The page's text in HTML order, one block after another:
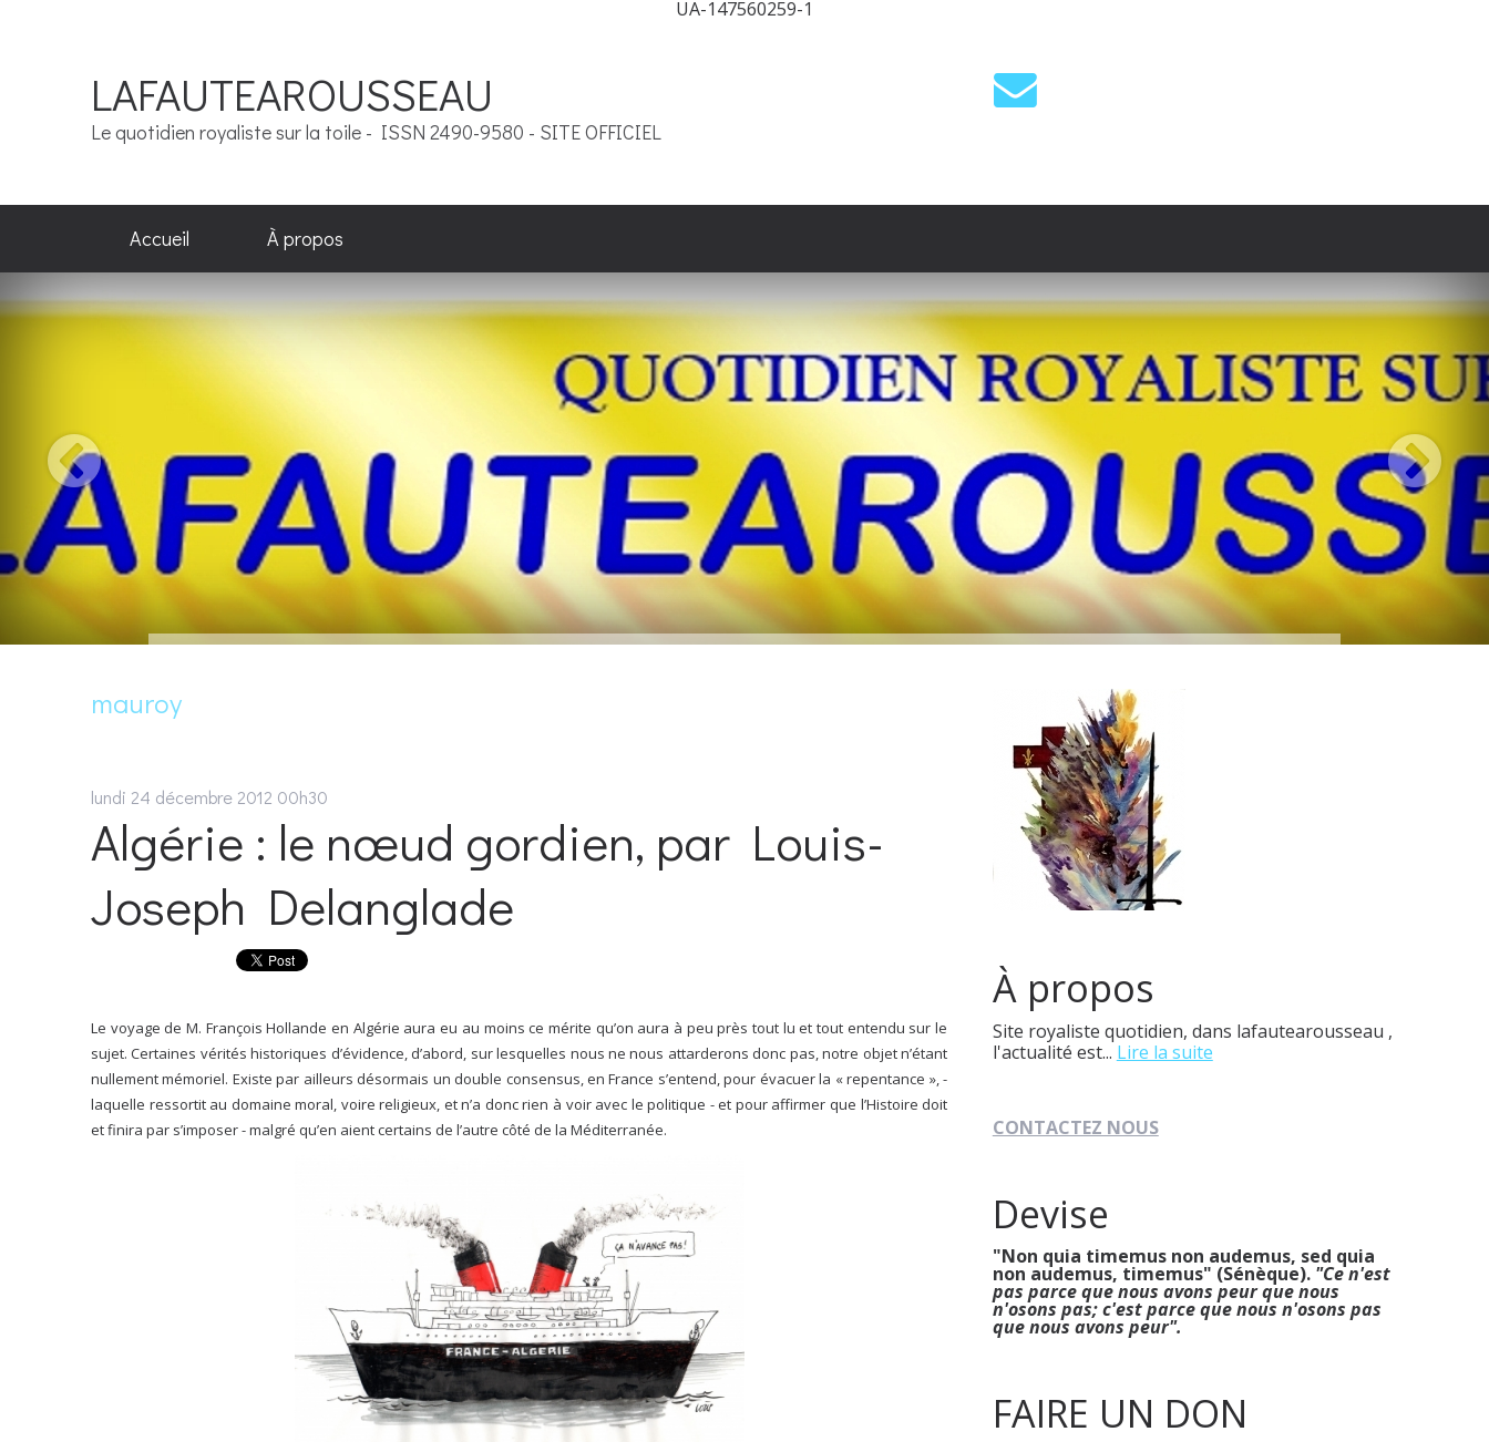
UA-147560259-1
LAFAUTEAROUSSEAU
Le quotidien royaliste sur la toile - ISSN 2490-9580 - SITE OFFICIEL
Accueil À propos
mauroy
lundi 24 décembre 2012 00h30
Algérie : le nœud gordien, par Louis-
Joseph Delanglade
Le voyage de M. François Hollande en Algérie aura eu au moins ce mérite qu’on aura à peu près tout lu et tout entendu sur le
sujet. Certaines vérités historiques d’évidence, d’abord, sur lesquelles nous ne nous attarderons donc pas, notre objet n’étant
nullement mémoriel. Existe par ailleurs désormais un double consensus, en France s’entend, pour évacuer la « repentance », -
laquelle ressortit au domaine moral, voire religieux, et n’a donc rien à voir avec le politique - et pour affirmer que l’Histoire doit
et finira par s’imposer - malgré qu’en aient certains de l’autre côté de la Méditerranée.
À propos
Site royaliste quotidien, dans lafautearousseau ,
l'actualité est... Lire la suite
CONTACTEZ NOUS
Devise
"Non quia timemus non audemus, sed quia
non audemus, timemus" (Sénèque). "Ce n'est
pas parce que nous avons peur que nous
n'osons pas; c'est parce que nous n'osons pas
que nous avons peur".
FAIRE UN DON